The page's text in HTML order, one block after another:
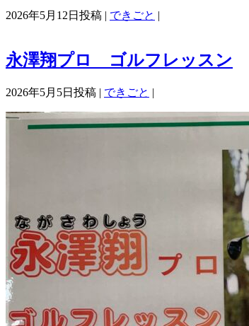
2026年5月12日投稿 | できごと |
永澤翔プロ ゴルフレッスン
2026年5月5日投稿 | できごと |